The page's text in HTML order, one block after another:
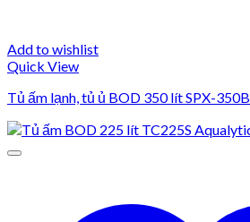
Add to wishlist
Quick View
Tủ ấm lạnh, tủ ủ BOD 350 lít SPX-350B